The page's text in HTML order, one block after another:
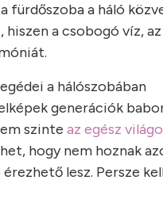
a háló
a csobogó víz,
a hálószobában
generációk
szinteaz egész
hogy nem hoznak
lesz. Persze